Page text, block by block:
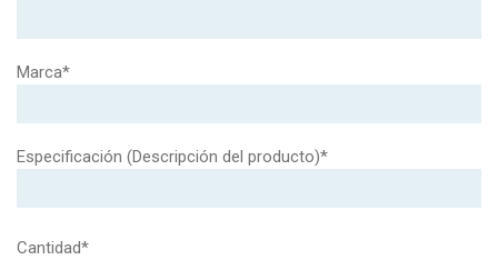
Marca*
Especificación (Descripción del producto)*
Cantidad*